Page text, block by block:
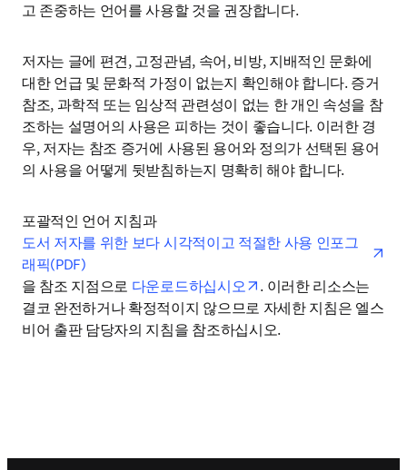
고 존중하는 언어를 사용할 것을 권장합니다.
저자는 글에 편견, 고정관념, 속어, 비방, 지배적인 문화에
대한 언급 및 문화적 가정이 없는지 확인해야 합니다. 증거
참조, 과학적 또는 임상적 관련성이 없는 한 개인 속성을 참
조하는 설명어의 사용은 피하는 것이 좋습니다. 이러한 경
우, 저자는 참조 증거에 사용된 용어와 정의가 선택된 용어
의 사용을 어떻게 뒷받침하는지 명확히 해야 합니다.
포괄적인 언어 지침과
도서 저자를 위한 보다 시각적이고 적절한 사용 인포그
래픽(PDF)
을 참조 지점으로 다운로드하십시오 opens in new tab/
. 이러한 리소스는
결코 완전하거나 확정적이지 않으므로 자세한 지침은 엘스
비어 출판 담당자의 지침을 참조하십시오.